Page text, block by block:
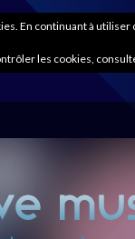
En continuant à
les cookies,